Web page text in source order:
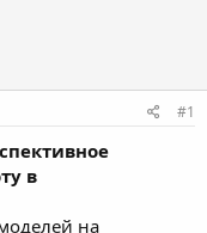
#1
в
на